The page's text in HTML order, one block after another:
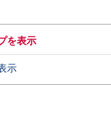
を表示
示